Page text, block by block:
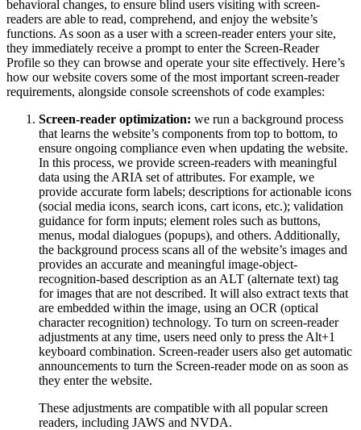
behavioral changes, to ensure blind users visiting with screen-
readers are able to read, comprehend, and enjoy the website’s
functions. As soon as a user with a screen-reader enters your site,
they immediately receive a prompt to enter the Screen-Reader
Profile so they can browse and operate your site effectively. Here’s
how our website covers some of the most important screen-reader
requirements, alongside console screenshots of code examples:
Screen-reader optimization: we run a background process
that learns the website’s components from top to bottom, to
ensure ongoing compliance even when updating the website.
In this process, we provide screen-readers with meaningful
data using the ARIA set of attributes. For example, we
provide accurate form labels; descriptions for actionable icons
(social media icons, search icons, cart icons, etc.); validation
guidance for form inputs; element roles such as buttons,
menus, modal dialogues (popups), and others. Additionally,
the background process scans all of the website’s images and
provides an accurate and meaningful image-object-
recognition-based description as an ALT (alternate text) tag
for images that are not described. It will also extract texts that
are embedded within the image, using an OCR (optical
character recognition) technology. To turn on screen-reader
adjustments at any time, users need only to press the Alt+1
keyboard combination. Screen-reader users also get automatic
announcements to turn the Screen-reader mode on as soon as
they enter the website.
These adjustments are compatible with all popular screen
readers, including JAWS and NVDA.